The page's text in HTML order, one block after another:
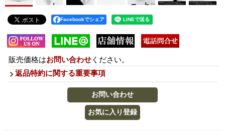
Facebookでシェア
販売価格はお問い合わせ ください。
返品特約に関する重要事項